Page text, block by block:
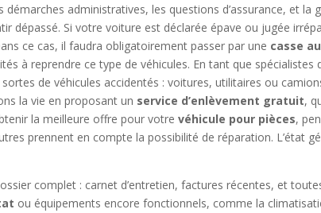
démarches administratives, les questions d’assurance, et la
dépassé. Si votre voiture est déclarée épave ou jugée
ce cas, il faudra obligatoirement passer par une casse
à reprendre ce type de véhicules. En tant que spécialistes
de véhicules accidentés : voitures, utilitaires ou
la vie en proposant un service d’enlèvement gratuit,
la meilleure offre pour votrevéhicule pour pièces,
prennent en compte la possibilité de réparation. L’état
complet : carnet d’entretien, factures récentes, et
ou équipements encore fonctionnels, comme la